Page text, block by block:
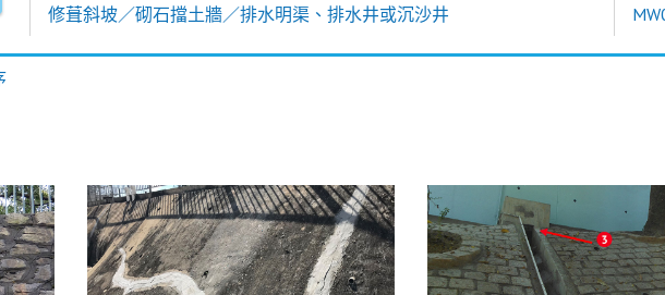
修葺斜坡／砌石擋土牆／排水明渠、排水井或沉沙井